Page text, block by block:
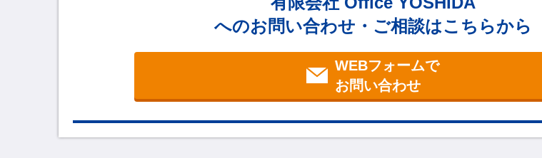
へのお問い合わせ・ご相談はこちらから
WEBフォームで
お問い合わせ